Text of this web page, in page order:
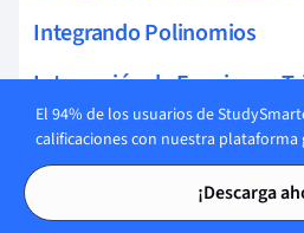
Tarjetas de
Tarjetas de
Integrando Polinomios
Integración de Funciones
Integrales Estándar
Integración paramétrica
El 94% de los usuarios de
calificaciones con nuestra plataforma
¡Descarga